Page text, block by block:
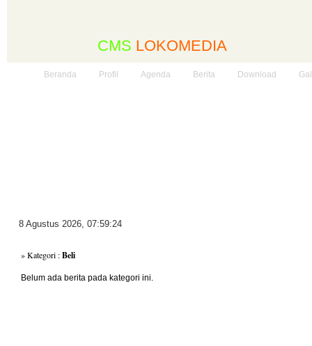
CMS LOKOMEDIA
Beranda Profil Agenda Berita Download
8 Agustus 2026, 07:59:24
» Kategori :Beli
Belum ada berita pada kategori ini.